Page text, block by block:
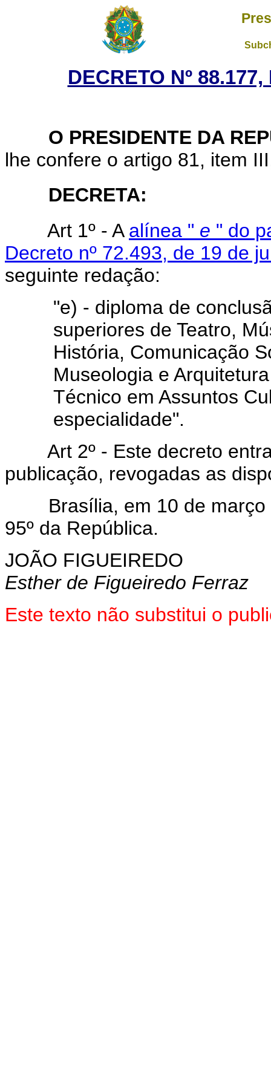
DECRETO Nº
O PRESIDENTE DA
lhe confere o artigo 81, item
DECRETA:
Art 1º - A alínea " e " do
Decreto nº 72.493, de 19 de
seguinte redação:
"e) - diploma de
superiores de Teatro,
História, Comunicação
Museologia e
Técnico em Assuntos
especialidade".
Art 2º - Este decreto entra
publicação, revogadas as
Brasília, em 10 de março
95º da República.
JOÃO FIGUEIREDO
Esther de Figueiredo Ferraz
Este texto não substitui o